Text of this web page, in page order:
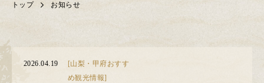
トップ お知らせ
2026.04.19
[山梨・甲府おすす
め観光情報]